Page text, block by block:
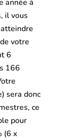
année à
il vous
votre
6
166
sera donc
ce
pour
(6 x